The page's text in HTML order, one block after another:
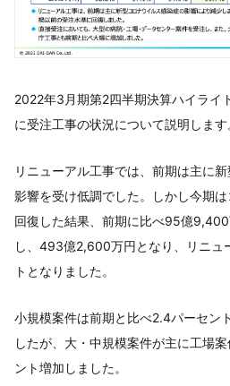
2022年3月期第2四半期決算ハイライ
に受注工事の状況について説明します
リニューアル工事では、前期は主に
影響を受け低調でした。しかし今期
回復した結果、前期に比べ95億
し、493億2,600万円となり、リニュ
トとなりました。
小規模案件は前期と比べ2.4パーセン
したが、大・中規模案件が主に工場
ント増加しました。